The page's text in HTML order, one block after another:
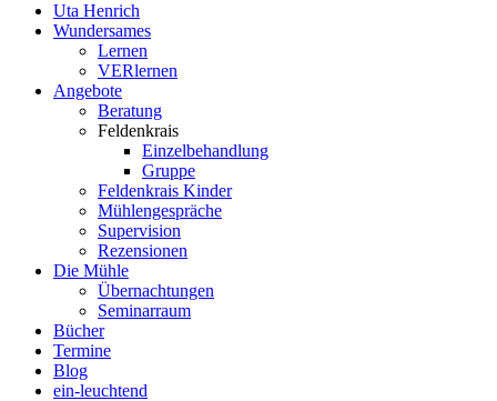
Uta Henrich
Wundersames
Lernen
VERlernen
Angebote
Beratung
Feldenkrais
Einzelbehandlung
Gruppe
Feldenkrais Kinder
Mühlengespräche
Supervision
Rezensionen
Die Mühle
Übernachtungen
Seminarraum
Bücher
Termine
Blog
ein-leuchtend